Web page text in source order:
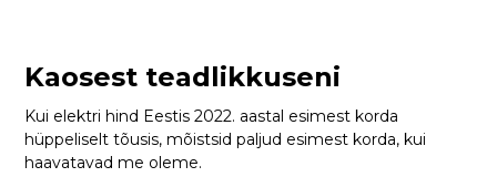
Kaosest teadlikkuseni
Kui elektri hind Eestis 2022. aastal esimest korda
hüppeliselt tõusis, mõistsid paljud esimest korda, kui
haavatavad me oleme.